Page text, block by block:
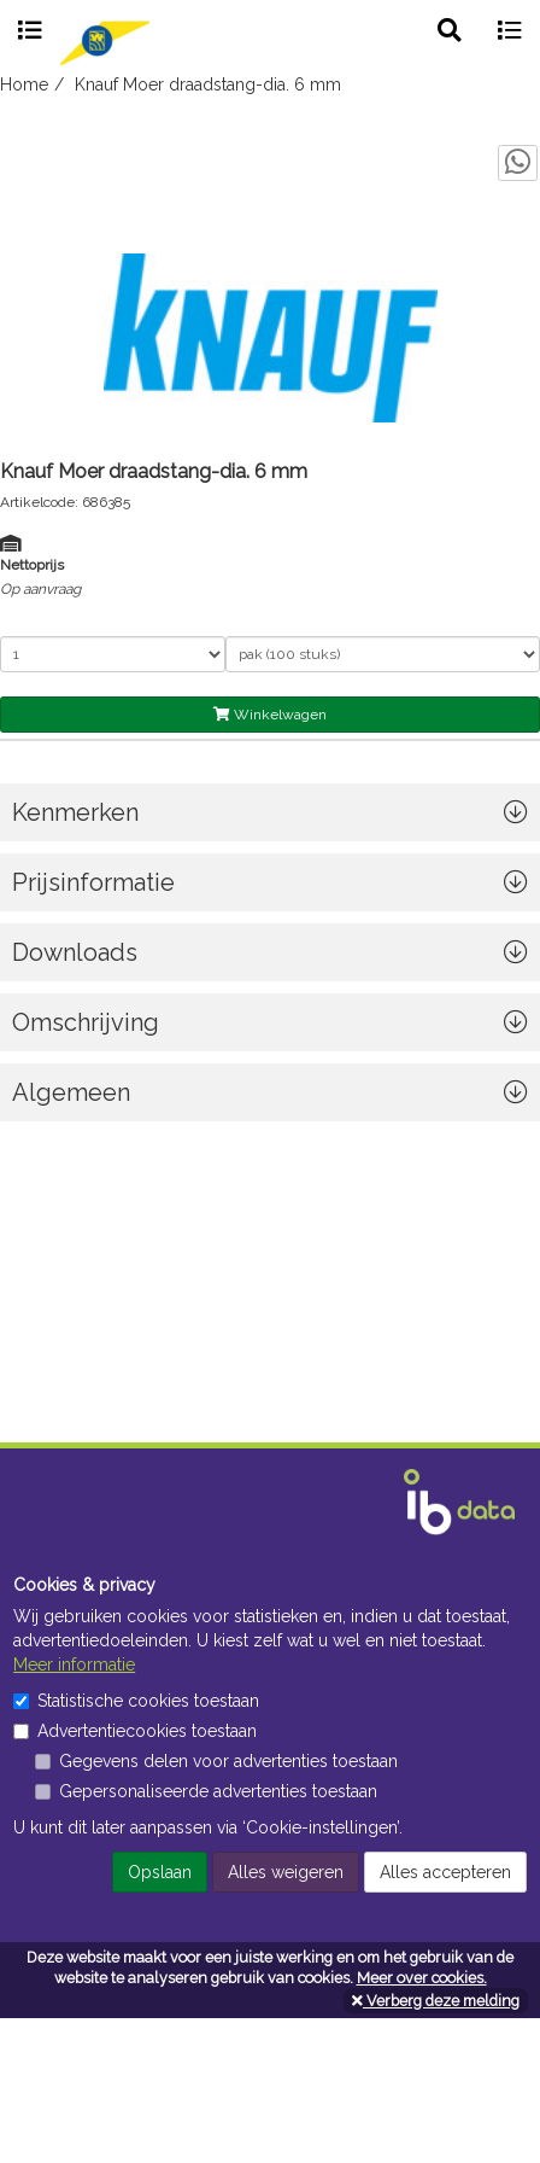
Deze website maakt voor een juiste werking en om het gebruik van de
website te analyseren gebruik van cookies. Meer over cookies.
Verberg deze melding
Skip
Home Knauf Moer draadstang-dia. 6 mm
Knauf Moer draadstang-dia. 6 mm
Artikelcode: 686385
Nettoprijs
Op aanvraag
Winkelwagen
Kenmerken
Prijsinformatie
Downloads
Omschrijving
Algemeen
Openingstijden Kantoor
ma t/m vr 8:30 uur tot 17:00 uur
Openingstijden Magazijn
ma t/m vr 7:00 uur tot 16:30 uur
Navigatie
Cookies & privacy
Wij gebruiken cookies voor statistieken en, indien u dat toestaat,
advertentiedoeleinden. U kiest zelf wat u wel en niet toestaat.
Meer informatie
Statistische cookies toestaan
Advertentiecookies toestaan
Gegevens delen voor advertenties toestaan
Gepersonaliseerde advertenties toestaan
U kunt dit later aanpassen via ‘Cookie-instellingen’.
Opslaan Alles weigeren Alles accepteren